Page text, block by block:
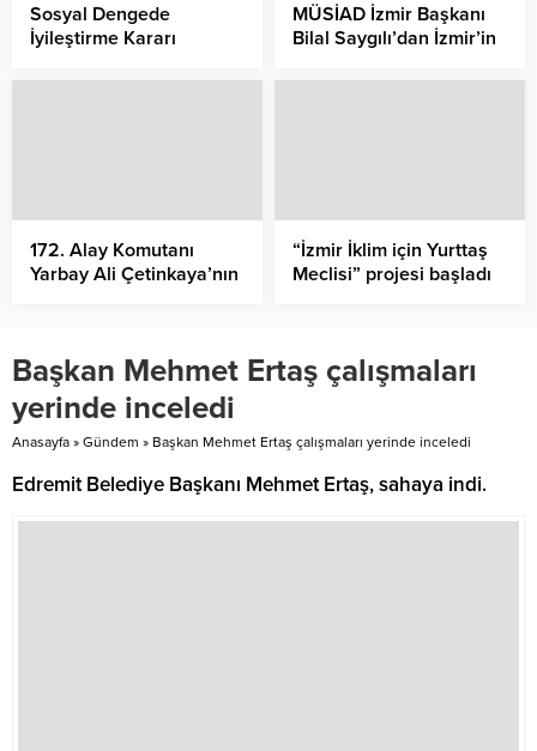
Sosyal Dengede
İyileştirme Kararı
MÜSİAD İzmir Başkanı
Bilal Saygılı’dan İzmir’in
172. Alay Komutanı
Yarbay Ali Çetinkaya’nın
Meydanı’nda çelenk
koyma töreni ardından
Alibey (Cunda)
Adası’nda Ali Çetinkaya
“İzmir İklim için Yurttaş
Meclisi” projesi başladı
Başkan Mehmet Ertaş çalışmaları
yerinde inceledi
Anasayfa » Gündem » Başkan Mehmet Ertaş çalışmaları yerinde inceledi
Edremit Belediye Başkanı Mehmet Ertaş, sahaya indi.